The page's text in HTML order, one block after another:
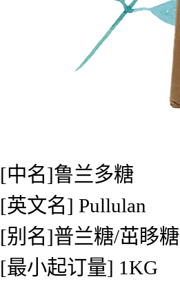
[中名]鲁兰多糖
[英文名] Pullulan
[别名]普兰糖/茁眵糖
[最小起订量] 1KG